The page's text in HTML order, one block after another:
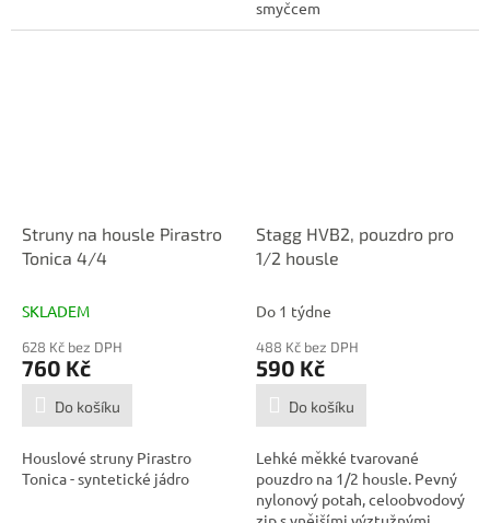
smyčcem
Struny na housle Pirastro
Tonica 4/4
SKLADEM
628 Kč bez DPH
760 Kč
Do košíku
Houslové struny Pirastro
Tonica - syntetické jádro
Stagg HVB2, pouzdro pro
1/2 housle
Do 1 týdne
488 Kč bez DPH
590 Kč
Do košíku
Lehké měkké tvarované
pouzdro na 1/2 housle. Pevný
nylonový potah, celoobvodový